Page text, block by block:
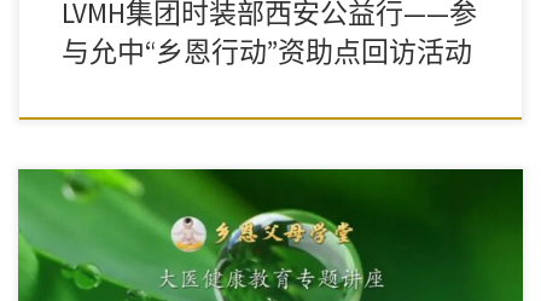
LVMH集团时装部西安公益行——参
与允中“乡恩行动”资助点回访活动